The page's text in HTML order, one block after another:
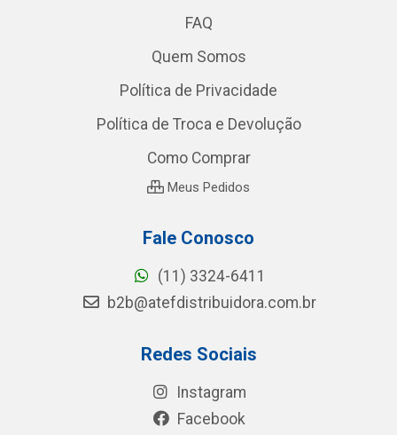
FAQ
Quem Somos
Política de Privacidade
Política de Troca e Devolução
Como Comprar
Meus Pedidos
Fale Conosco
(11) 3324-6411
b2b@atefdistribuidora.com.br
Redes Sociais
Instagram
Facebook